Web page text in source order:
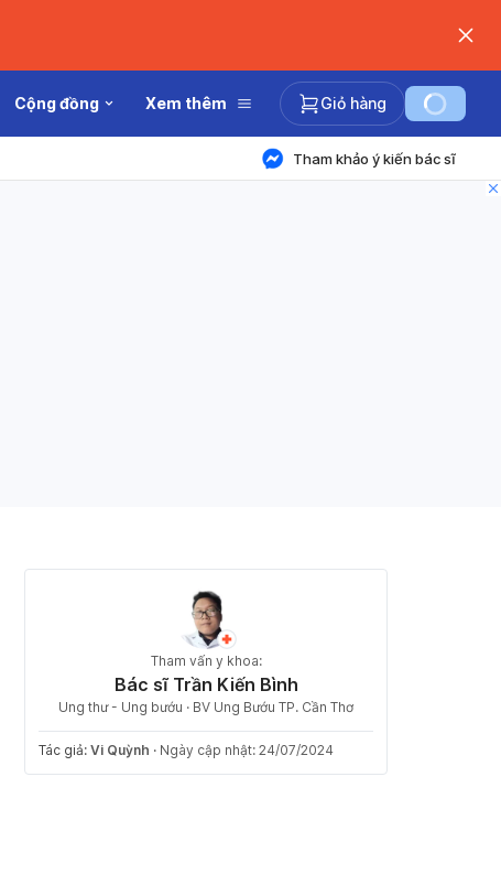
Cộng đồng Xem thêm Giỏ hàng
Tham khảo ý kiến bác sĩ
Tham vấn y khoa:
Bác sĩ Trần Kiến Bình
Ung thư - Ung bướu · BV Ung Bướu TP. Cần Thơ
Tác giả: Vi Quỳnh · Ngày cập nhật: 24/07/2024